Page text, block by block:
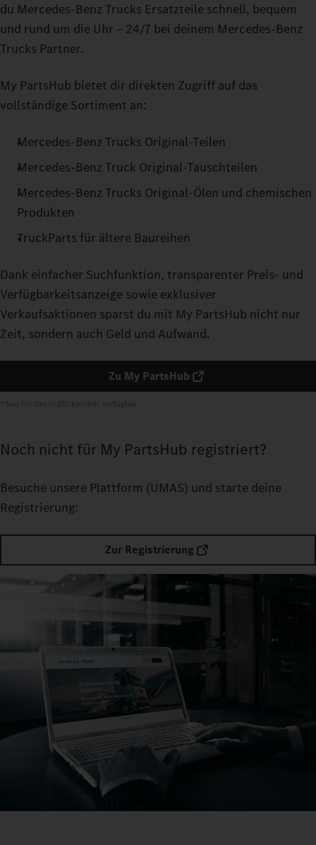
du Mercedes‑Benz Trucks Ersatzteile schnell, bequem
und rund um die Uhr – 24/7 bei deinem Mercedes‑Benz
Trucks Partner.
My PartsHub bietet dir direkten Zugriff auf das
vollständige Sortiment an:
Mercedes‑Benz Trucks Original-Teilen
Mercedes‑Benz Truck Original-Tauschteilen
Mercedes‑Benz Trucks Original-Ölen und chemischen
Produkten
TruckParts für ältere Baureihen
Dank einfacher Suchfunktion, transparenter Preis- und
Verfügbarkeitsanzeige sowie exklusiver
Verkaufsaktionen sparst du mit My PartsHub nicht nur
Zeit, sondern auch Geld und Aufwand.
Zu My PartsHub
Noch nicht für My PartsHub registriert?
Besuche unsere Plattform (UMAS) und starte deine
Registrierung:
Zur Registrierung